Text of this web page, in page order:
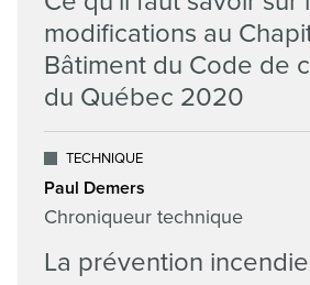
modifications au
Bâtiment du Code de
du Québec 2020
TECHNIQUE
Paul Demers
Chroniqueur technique
La prévention